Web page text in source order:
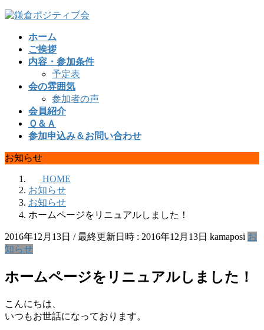
コ
ナ
ホーム
ご挨拶
内容・参加条件
予定表
会の雰囲気
参加者の声
会員紹介
Ｑ＆Ａ
参加申込み＆お問い合わせ
お知らせ
HOME
お知らせ
お知らせ
ホームページをリニュアルしました！
2016年12月13日 / 最終更新日時 : 2016年12月13日 kamaposi お
知らせ
ホームページをリニュアルしました！
こんにちは、
いつもお世話になっております。